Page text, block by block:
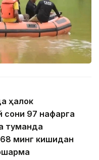
ҳалок
сони 97 нафарга
туманда
минг кишидан